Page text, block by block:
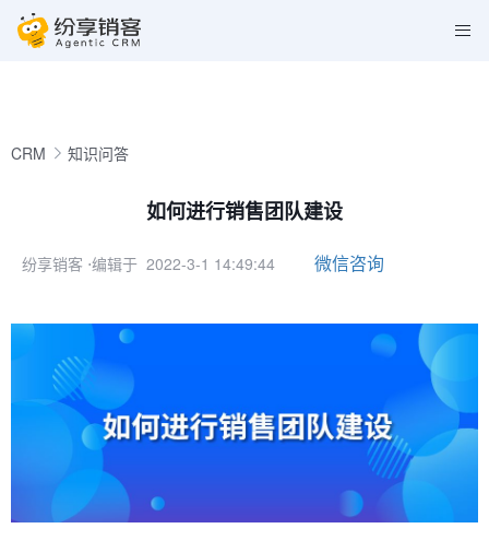
CRM 知识问答
如何进行销售团队建设
纷享销客 ⋅编辑于 2022-3-1 14:49:44 微信咨询